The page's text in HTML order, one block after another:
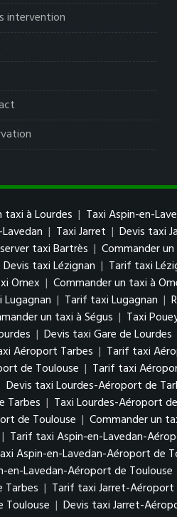
intervention
taxi à Lourdes | Taxi Aspin-en-
| Taxi Jarret | Devis taxi
taxi Bartrès | Commander
Devis taxi Lézignan | Tarif taxi
Omex | Commander un taxi à
| Tarif taxi Lugagnan |
un taxi à Ségus | Taxi
| Devis taxi Gare de Lourdes
Aéroport Tarbes | Tarif taxi
de Toulouse | Tarif taxi
Devis taxi Lourdes-Aéroport de
Tarbes | Taxi Lourdes-Aéroport
de Toulouse | Commander un
| Tarif taxi Aspin-en-Lavedan-
Aspin-en-Lavedan-Aéroport de
en-Lavedan-Aéroport de Toulouse
Tarbes | Tarif taxi Jarret-Aéroport
Toulouse | Devis taxi Jarret-